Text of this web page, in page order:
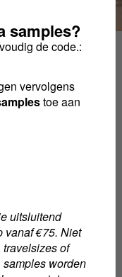
waarin
en frisse
samples?
de code.:
vervolgens
toe aan
uitsluitend
vanaf €75. Niet
of
worden